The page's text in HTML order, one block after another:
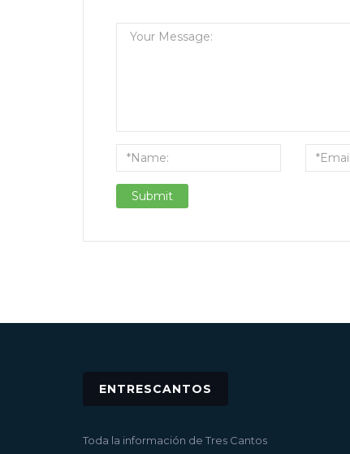
ENTRESCANTOS
Toda la información de Tres Cantos